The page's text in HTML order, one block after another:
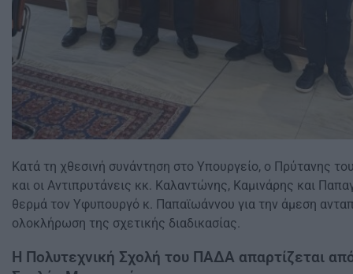
Κατά τη χθεσινή συνάντηση στο Υπουργείο, ο Πρύτανης
και οι Αντιπρυτάνεις κκ. Καλαντώνης, Καμινάρης και
θερμά τον Υφυπουργό κ. Παπαϊωάννου για την άμεση
ολοκλήρωση της σχετικής διαδικασίας.
Η Πολυτεχνική Σχολή του ΠΑΔΑ απαρτίζεται